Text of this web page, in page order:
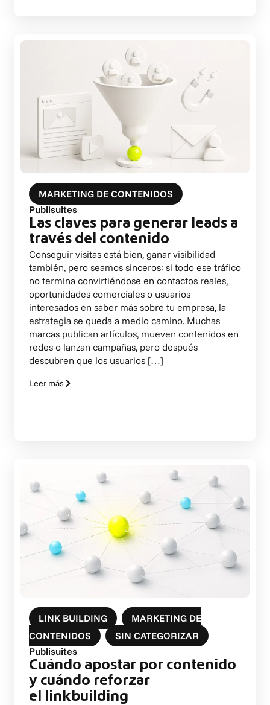
MARKETING DE CONTENIDOS
Publisuites
Las claves para generar leads a
través del contenido
Conseguir visitas está bien, ganar visibilidad
también, pero seamos sinceros: si todo ese tráfico
no termina convirtiéndose en contactos reales,
oportunidades comerciales o usuarios
interesados en saber más sobre tu empresa, la
estrategia se queda a medio camino. Muchas
marcas publican artículos, mueven contenidos en
redes o lanzan campañas, pero después
descubren que los usuarios […]
Leer más
LINK BUILDING
MARKETING DE
CONTENIDOS
SIN CATEGORIZAR
Publisuites
Cuándo apostar por contenido
y cuándo reforzar
el linkbuilding